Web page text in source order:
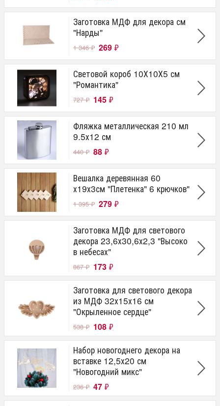
Заготовка МДФ для декора см
"Нарды"
1 346₽ 269 ₽
Световой короб 10Х10Х5 см
"Романтика"
727₽ 145 ₽
Фляжка металлическая 210 мл
9.5х12 см
440₽ 88 ₽
Вешалка деревянная 60
х19х3см "Плетенка" 6 крючков"
1 395₽ 279 ₽
Заготовка МДФ для светового
декора 23,6х30,6х2,3 "Высоко
в небесах"
867₽ 173 ₽
Заготовка для светового декора
из МДФ 32х15х16 см
"Окрыленное сердце"
538₽ 108 ₽
Набор новогоднего декора на
вставке 12,5х20 см
"Новогодний микс"
236₽ 47 ₽